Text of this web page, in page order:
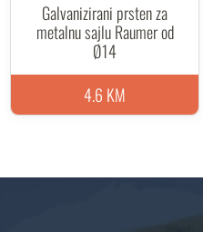
Galvanizirani prsten za
metalnu sajlu Raumer od
Ø14
4.6 KM